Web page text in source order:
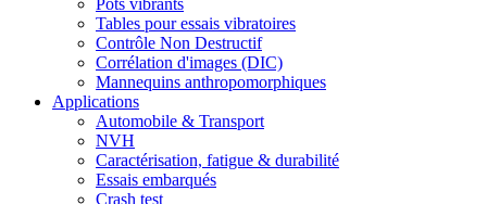
Pots vibrants
Tables pour essais vibratoires
Contrôle Non Destructif
Corrélation d'images (DIC)
Mannequins anthropomorphiques
Applications
Automobile & Transport
NVH
Caractérisation, fatigue & durabilité
Essais embarqués
Crash test